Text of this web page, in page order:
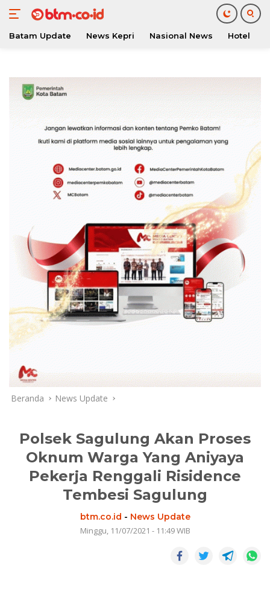
konten
Batam Update News Kepri Nasional News Hotel
Beranda News Update
Polsek Sagulung Akan Proses
Oknum Warga Yang Aniyaya
Pekerja Renggali Risidence
Tembesi Sagulung
btm.co.id - News Update
Minggu, 11/07/2021 - 11:49 WIB